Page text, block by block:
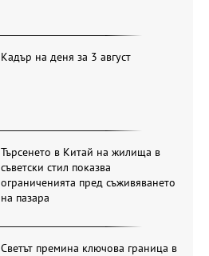
Кадър на деня за 3 август
Търсенето в Китай на жилища в
съветски стил показва
ограниченията пред съживяването
на пазара
Светът премина ключова граница в